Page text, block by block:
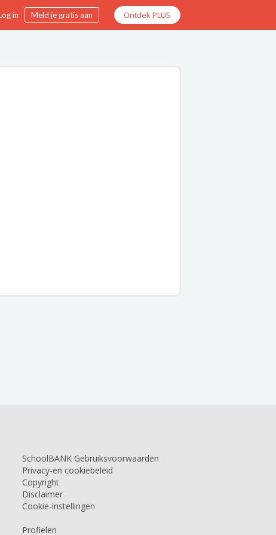
in Meld je gratis aan Ontdek PLUS
SchoolBANK Gebruiksvoorwaarden
Privacy-en cookiebeleid
Copyright
Disclaimer
Cookie-instellingen
Profielen